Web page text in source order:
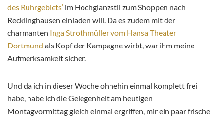
des Ruhrgebiets‘ im Hochglanzstil zum Shoppen nach
Recklinghausen einladen will. Da es zudem mit der
charmanten Inga Strothmüller vom Hansa Theater
Dortmund als Kopf der Kampagne wirbt, war ihm meine
Aufmerksamkeit sicher.
Und da ich in dieser Woche ohnehin einmal komplett frei
habe, habe ich die Gelegenheit am heutigen
Montagvormittag gleich einmal ergriffen, mir ein paar frische